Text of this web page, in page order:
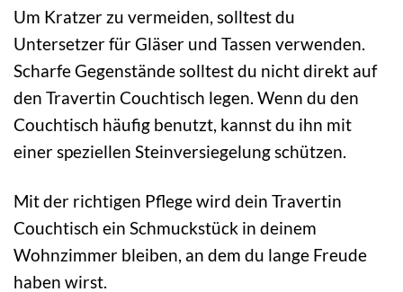
Um Kratzer zu vermeiden, solltest du
Untersetzer für Gläser und Tassen verwenden.
Scharfe Gegenstände solltest du nicht direkt auf
den Travertin Couchtisch legen. Wenn du den
Couchtisch häufig benutzt, kannst du ihn mit
einer speziellen Steinversiegelung schützen.
Mit der richtigen Pflege wird dein Travertin
Couchtisch ein Schmuckstück in deinem
Wohnzimmer bleiben, an dem du lange Freude
haben wirst.